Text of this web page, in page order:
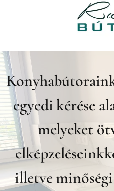
egyedi kérése
melyeket
illetve